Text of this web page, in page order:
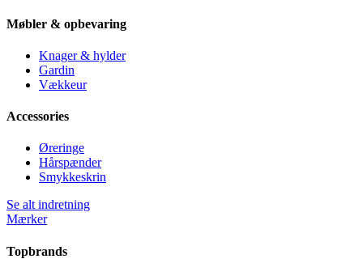
Møbler & opbevaring
Knager & hylder
Gardin
Vækkeur
Accessories
Øreringe
Hårspænder
Smykkeskrin
Se alt indretning
Mærker
Topbrands